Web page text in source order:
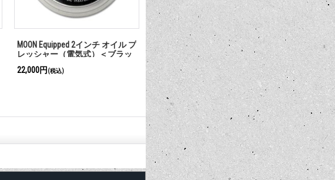
Chromed Skull Air バルブ キャッ
プ
1,100円(税込)
HOT ROD ノスタルジック ステッ
カー COBRA JET ウィンドー デカ
ール
2,200円(税込)
MOON
ー テンプ
＞
22,000円 (税